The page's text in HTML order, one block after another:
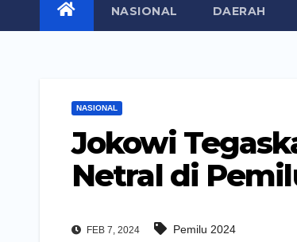
NASIONAL DAERAH
NASIONAL
Jokowi
Netral di
FEB 7, 2024 Pemilu 2024